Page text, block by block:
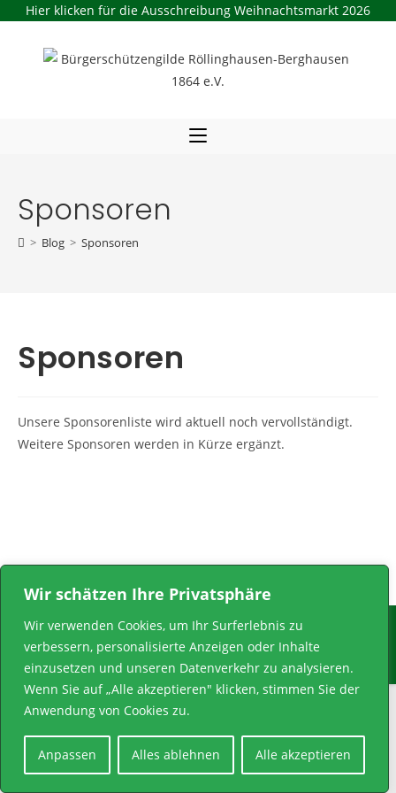
Wir schätzen Ihre Privatsphäre
Wir verwenden Cookies, um Ihr Surferlebnis zu
verbessern, personalisierte Anzeigen oder Inhalte
einzusetzen und unseren Datenverkehr zu analysieren.
Wenn Sie auf „Alle akzeptieren" klicken, stimmen Sie der
Anwendung von Cookies zu.
Anpassen Alles ablehnen Alle akzeptieren
Hier klicken für die Ausschreibung Weihnachtsmarkt 2026
Sponsoren
> Blog > Sponsoren
Sponsoren
Unsere Sponsorenliste wird aktuell noch vervollständigt.
Weitere Sponsoren werden in Kürze ergänzt.
Impressum Datenschutzerklärung
© Copyright 2026 | Bürgerschützengilde Röllinghausen-Berghausen
1864 e.V. | All Rights Reserved